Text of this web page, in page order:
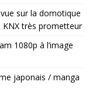
sur la domotique
très prometteur
1080p à l’image
japonais / manga